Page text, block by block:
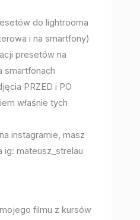
do lightrooma
i na smartfony)
presetów na
smartfonach
PRZED i PO
właśnie tych
instagramie, masz
ig: mateusz_strelau
filmu z kursów